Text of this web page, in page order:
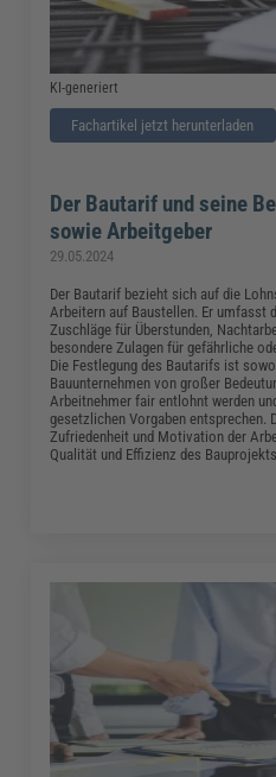
KI-generiert
Fachartikel jetzt herunterladen
Der Bautarif und seine
sowie Arbeitgeber
29.05.2024
Der Bautarif bezieht sich auf die
Arbeitern auf Baustellen. Er umfasst
Zuschläge für Überstunden,
besondere Zulagen für gefährliche
Die Festlegung des Bautarifs ist
Bauunternehmen von großer
Arbeitnehmer fair entlohnt werden
gesetzlichen Vorgaben entsprechen.
Zufriedenheit und Motivation der
Qualität und Effizienz des